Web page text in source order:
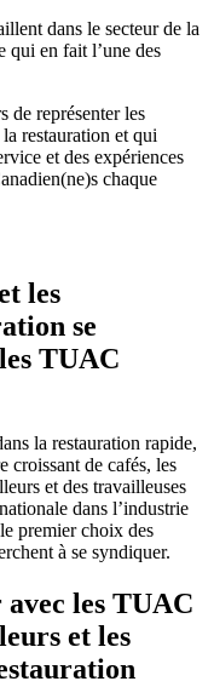
dans le secteur de la
qui en fait l’une des
de représenter les
restauration et qui
et des expériences
chaque
les
se
TUAC
la restauration rapide,
croissant de cafés, les
et des travailleuses
dans l’industrie
premier choix des
à se syndiquer.
avec les TUAC
et les